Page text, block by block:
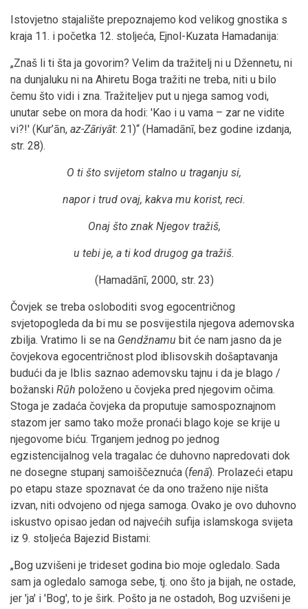
Istovjetno stajalište prepoznajemo kod velikog gnostika s
kraja 11. i početka 12. stoljeća, Ejnol-Kuzata Hamadanija:
„Znaš li ti šta ja govorim? Velim da tražitelj ni u Džennetu, ni
na dunjaluku ni na Ahiretu Boga tražiti ne treba, niti u bilo
čemu što vidi i zna. Tražiteljev put u njega samog vodi,
unutar sebe on mora da hodi: 'Kao i u vama – zar ne vidite
vi?!' (Kur’ān, az-Zāriyāt: 21)“ (Hamadānī, bez godine izdanja,
str. 28).
O ti što svijetom stalno u traganju si,
napor i trud ovaj, kakva mu korist, reci.
Onaj što znak Njegov tražiš,
u tebi je, a ti kod drugog ga tražiš.
(Hamadānī, 2000, str. 23)
Čovjek se treba osloboditi svog egocentričnog
svjetopogleda da bi mu se posvijestila njegova ademovska
zbilja. Vratimo li se na Gendžnamu bit će nam jasno da je
čovjekova egocentričnost plod iblisovskih došaptavanja
budući da je Iblis saznao ademovsku tajnu i da je blago /
božanski Rūh položeno u čovjeka pred njegovim očima.
Stoga je zadaća čovjeka da proputuje samospoznajnom
stazom jer samo tako može pronaći blago koje se krije u
njegovome biću. Trganjem jednog po jednog
egzistencijalnog vela tragalac će duhovno napredovati dok
ne dosegne stupanj samoiščeznuća (fenā). Prolazeći etapu
po etapu staze spoznavat će da ono traženo nije ništa
izvan, niti odvojeno od njega samoga. Ovako je ovo duhovno
iskustvo opisao jedan od najvećih sufija islamskoga svijeta
iz 9. stoljeća Bajezid Bistami:
„Bog uzvišeni je trideset godina bio moje ogledalo. Sada
sam ja ogledalo samoga sebe, tj. ono što ja bijah, ne ostade,
jer 'ja' i 'Bog', to je širk. Pošto ja ne ostadoh, Bog uzvišeni je